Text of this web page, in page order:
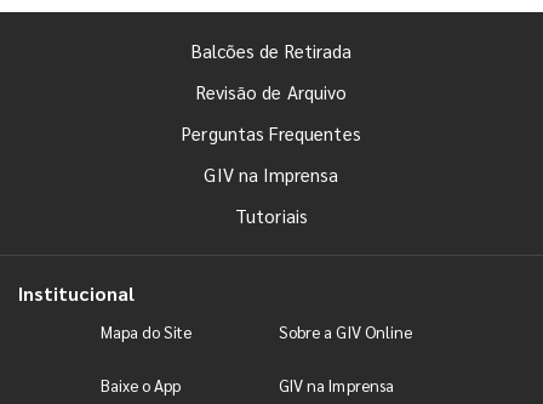
Balcões de Retirada
Revisão de Arquivo
Perguntas Frequentes
GIV na Imprensa
Tutoriais
Institucional
Mapa do Site Sobre a GIV Online
Baixe o App GIV na Imprensa